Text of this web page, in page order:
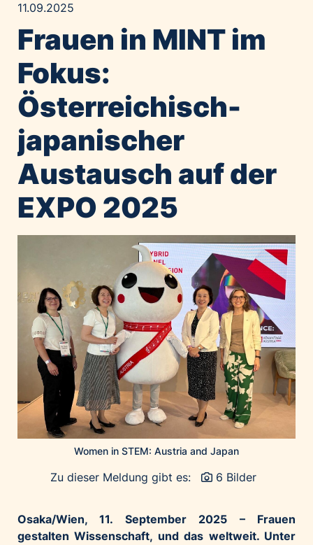
Alawyer
Amadeus Austrian Music Awards
Constantia Flexibles
Costa Kreuzfahrten
Emirates
Expo 2025 Osaka
GE HealthCare
Home of Work
Huawei Consumer Business Group
JP Immobilien
JYSK
Kroatische Zentrale für Tourismus
List Holding Gruppe
Marble House
Mediaplus
Microsoft
Mondelēz Österreich
Muse Electronics
öbv – Österreichischer Bundesverlag
Ökopharm
11.09.2025
Frauen in MINT im
Fokus:
Österreichisch-
japanischer
Austausch auf der
EXPO 2025
Women in STEM: Austria and Japan
Zu dieser Meldung gibt es: 6 Bilder
Osaka/Wien, 11. September 2025 – Frauen
gestalten Wissenschaft, und das weltweit. Unter